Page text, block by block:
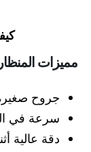
مميزات
جروح
سرعة في
دقة عالية